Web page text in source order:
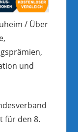
/ Über
und
für den 8.